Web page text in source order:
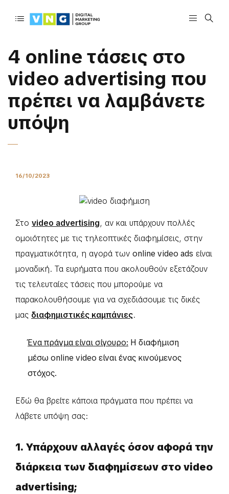
4 online τάσεις στο
video advertising που
πρέπει να λαμβάνετε
υπόψη
16/10/2023
Στο video advertising, αν και υπάρχουν πολλές
ομοιότητες με τις τηλεοπτικές διαφημίσεις, στην
πραγματικότητα, η αγορά των online video ads είναι
μοναδική. Τα ευρήματα που ακολουθούν εξετάζουν
τις τελευταίες τάσεις που μπορούμε να
παρακολουθήσουμε για να σχεδιάσουμε τις δικές
μας διαφημιστικές καμπάνιες.
Ένα πράγμα είναι σίγουρο: Η διαφήμιση
μέσω online video είναι ένας κινούμενος
στόχος.
Εδώ θα βρείτε κάποια πράγματα που πρέπει να
λάβετε υπόψη σας:
1. Υπάρχουν αλλαγές όσον αφορά την
διάρκεια των διαφημίσεων στο video
advertising;